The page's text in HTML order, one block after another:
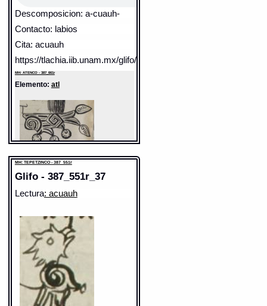
Descomposicion: a-cuauh-
Contacto: labios
Cita: acuauh
https://tlachia.iib.unam.mx/glifo/387_661r_13
MH: ATENCO - 387_661r
Elemento: atl
Valor fonético: a
https://tlachia.iib.unam.mx/elemento/04.05.01
atl
Paleografía:atl
Grafía normalizada:atl
Traducción uno:agua
Traducción dos:agua
Diccionario:Arenas
Contexto:AGUA
polihui in atl= [[¿]ha avido mucha] falta de
MH: TEPETZINCO - 387_551r
Glifo - 387_551r_37
Lectura: acuauh